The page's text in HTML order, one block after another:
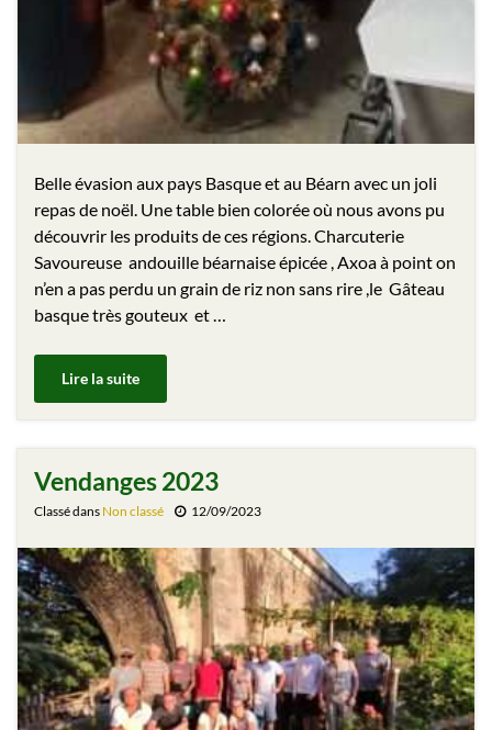
Belle évasion aux pays Basque et au Béarn avec un joli
repas de noël. Une table bien colorée où nous avons pu
découvrir les produits de ces régions. Charcuterie
Savoureuse andouille béarnaise épicée , Axoa à point on
n’en a pas perdu un grain de riz non sans rire ,le Gâteau
basque très gouteux et …
Lire la suite
Vendanges 2023
Classé dans Non classé 12/09/2023